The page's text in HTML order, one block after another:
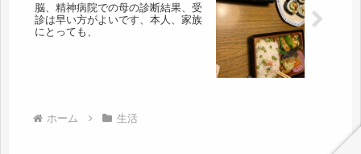
脳、精神病院での母の診断結果、受
診は早い方がよいです、本人、家族
にとっても、
ホーム 生活